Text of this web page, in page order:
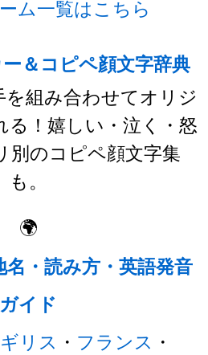
ム一覧はこちら
＆コピペ顔文字辞典
を組み合わせてオリジ
る！嬉しい・泣く・怒
別のコピペ顔文字集
も。
🌍
・読み方・英語発音
ガイド
リス ・ フランス ・